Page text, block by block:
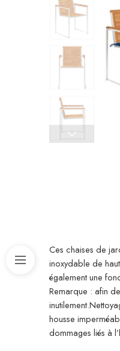
Ces chaises de
inoxydable de
également une
Remarque : afin
housse
dommages liés à